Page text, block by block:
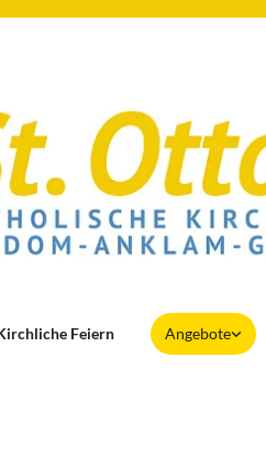
Feiern Angebote